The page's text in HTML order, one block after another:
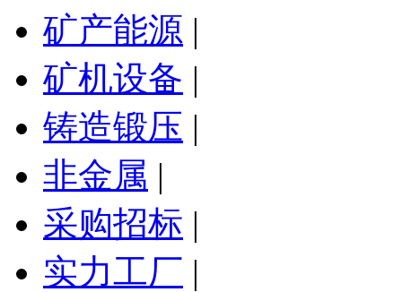
矿产能源 |
矿机设备 |
铸造锻压 |
非金属 |
采购招标 |
实力工厂 |